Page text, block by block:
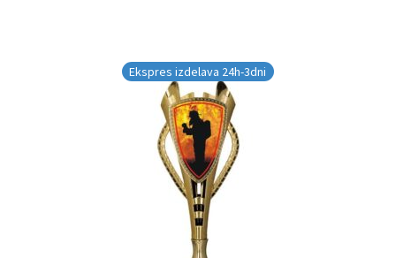
Ekspres izdelava 24h-3dni